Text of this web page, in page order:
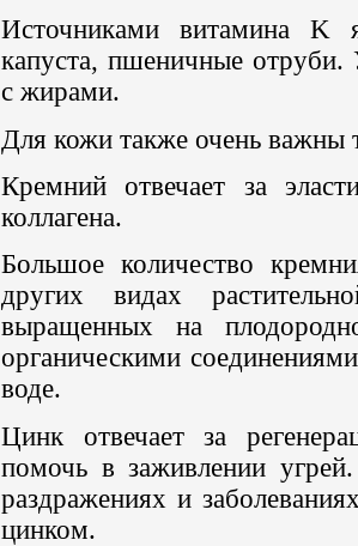
Источниками витамина K
капуста, пшеничные отруби.
с жирами.
Для кожи также очень важны
Кремний отвечает за
коллагена.
Большое количество
других видах
выращенных на
органическими
воде.
Цинк отвечает за
помочь в заживлении
раздражениях и
цинком.